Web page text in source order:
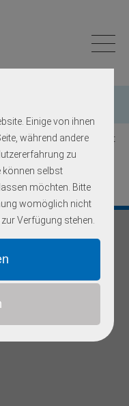
Einige von ihnen
während andere
zu
können selbst
möchten. Bitte
womöglich nicht
Verfügung stehen.
Zurück zur Übersicht